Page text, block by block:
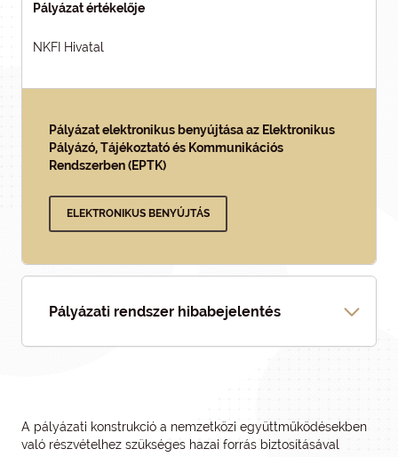
Pályázat értékelője
NKFI Hivatal
Pályázat elektronikus benyújtása az Elektronikus
Pályázó, Tájékoztató és Kommunikációs
Rendszerben (EPTK)
ELEKTRONIKUS BENYÚJTÁS
Pályázati rendszer hibabejelentés
A pályázati konstrukció a nemzetközi együttműködésekben
való részvételhez szükséges hazai forrás biztosításával